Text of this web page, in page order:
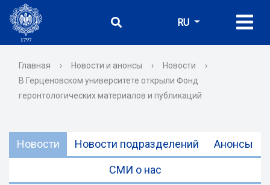
RU
Главная › Новости и анонсы › Новости
›
В Герценовском университете открыли Фонд
геронтологических материалов и публикаций
Новости Новости подразделений Анонсы
СМИ о нас